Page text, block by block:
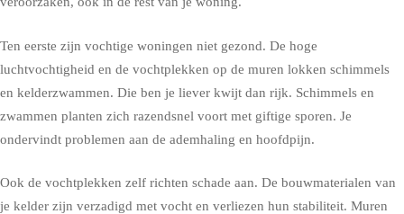
Ten eerste zijn vochtige woningen niet gezond. De hoge
luchtvochtigheid en de vochtplekken op de muren lokken schimmels
en kelderzwammen. Die ben je liever kwijt dan rijk. Schimmels en
zwammen planten zich razendsnel voort met giftige sporen. Je
ondervindt problemen aan de ademhaling en hoofdpijn.
Ook de vochtplekken zelf richten schade aan. De bouwmaterialen van
je kelder zijn verzadigd met vocht en verliezen hun stabiliteit. Muren